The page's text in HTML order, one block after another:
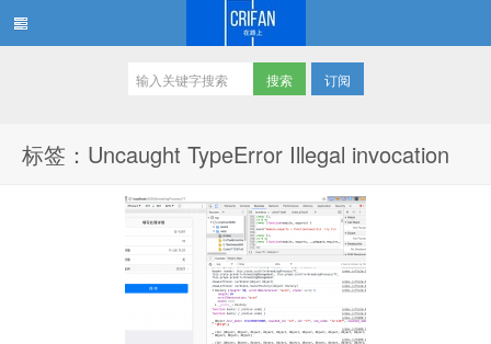
订阅
标签：Uncaught TypeError Illegal invocation